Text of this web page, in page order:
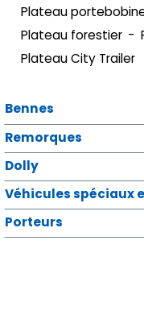
Plateau
Plateau forestier
Plateau City Trailer
Bennes
Remorques
Dolly
Véhicules spéciaux
Porteurs